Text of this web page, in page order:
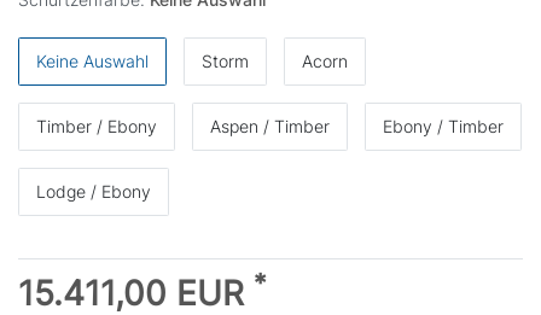
Keine Auswahl Storm Acorn
Timber / Ebony Aspen / Timber Ebony / Timber
Lodge / Ebony
15.411,00 EUR *